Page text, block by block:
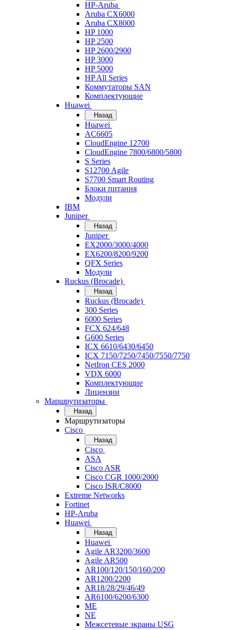
HP-Aruba
Aruba CX6000
Aruba CX8000
HP 1000
HP 2500
HP 2600/2900
HP 3000
HP 5000
HP All Series
Коммутаторы SAN
Комплектующие
Huawei
Назад
Huawei
AC6605
CloudEngine 12700
CloudEngine 7800/6800/5800
S Series
S12700 Agile
S7700 Smart Routing
Блоки питания
Модули
IBM
Juniper
Назад
Juniper
EX2000/3000/4000
EX6200/8200/9200
QFX Series
Модули
Ruckus (Brocade)
Назад
Ruckus (Brocade)
300 Series
6000 Series
FCX 624/648
G600 Series
ICX 6610/6430/6450
ICX 7150/7250/7450/7550/7750
NetIron CES 2000
VDX 6000
Комплектующие
Лицензии
Маршрутизаторы
Назад
Маршрутизаторы
Cisco
Назад
Cisco
ASA
Cisco ASR
Cisco CGR 1000/2000
Cisco ISR/С8000
Extreme Networks
Fortinet
HP-Aruba
Huawei
Назад
Huawei
Agile AR3200/3600
Agile AR500
AR100/120/150/160/200
AR1200/2200
AR18/28/29/46/49
AR6100/6200/6300
ME
NE
Межсетевые экраны USG